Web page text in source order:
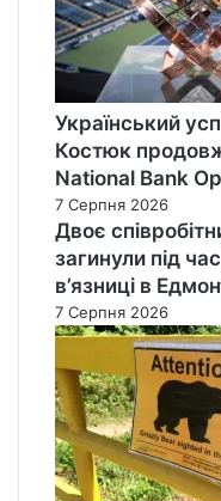
Український
Костюк
National Bank
7 Серпня 2026
Двоє
загинули під
в’язниці в
7 Серпня 2026